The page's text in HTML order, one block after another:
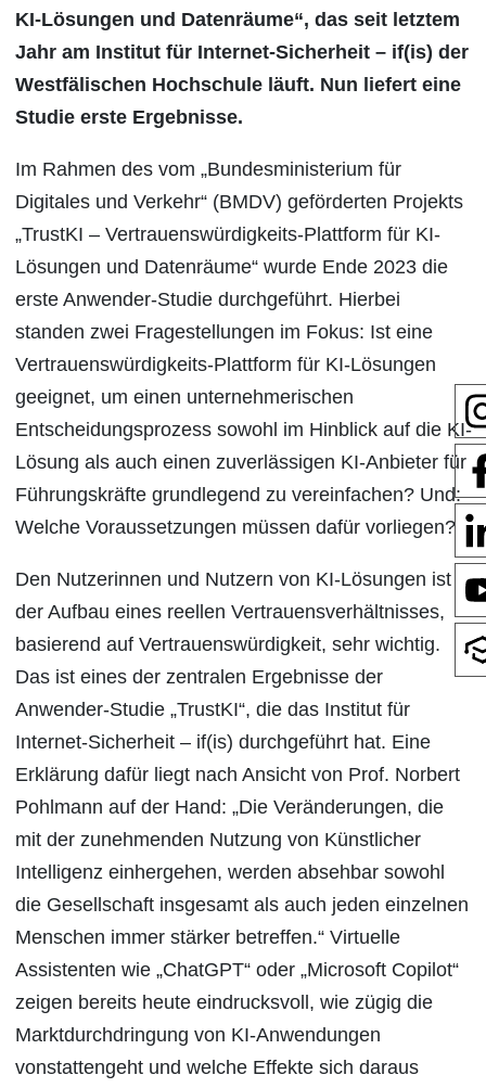
KI-Lösungen und Datenräume“, das seit letztem
Jahr am Institut für Internet-Sicherheit – if(is) der
Westfälischen Hochschule läuft. Nun liefert eine
Studie erste Ergebnisse.
Im Rahmen des vom „Bundesministerium für
Digitales und Verkehr“ (BMDV) geförderten Projekts
„TrustKI – Vertrauenswürdigkeits-Plattform für KI-
Lösungen und Datenräume“ wurde Ende 2023 die
erste Anwender-Studie durchgeführt. Hierbei
standen zwei Fragestellungen im Fokus: Ist eine
Vertrauenswürdigkeits-Plattform für KI-Lösungen
geeignet, um einen unternehmerischen
Entscheidungsprozess sowohl im Hinblick auf die KI-
Lösung als auch einen zuverlässigen KI-Anbieter für
Führungskräfte grundlegend zu vereinfachen? Und:
Welche Voraussetzungen müssen dafür vorliegen?
Den Nutzerinnen und Nutzern von KI-Lösungen ist
der Aufbau eines reellen Vertrauensverhältnisses,
basierend auf Vertrauenswürdigkeit, sehr wichtig.
Das ist eines der zentralen Ergebnisse der
Anwender-Studie „TrustKI“, die das Institut für
Internet-Sicherheit – if(is) durchgeführt hat. Eine
Erklärung dafür liegt nach Ansicht von Prof. Norbert
Pohlmann auf der Hand: „Die Veränderungen, die
mit der zunehmenden Nutzung von Künstlicher
Intelligenz einhergehen, werden absehbar sowohl
die Gesellschaft insgesamt als auch jeden einzelnen
Menschen immer stärker betreffen.“ Virtuelle
Assistenten wie „ChatGPT“ oder „Microsoft Copilot“
zeigen bereits heute eindrucksvoll, wie zügig die
Marktdurchdringung von KI-Anwendungen
vonstattengeht und welche Effekte sich daraus